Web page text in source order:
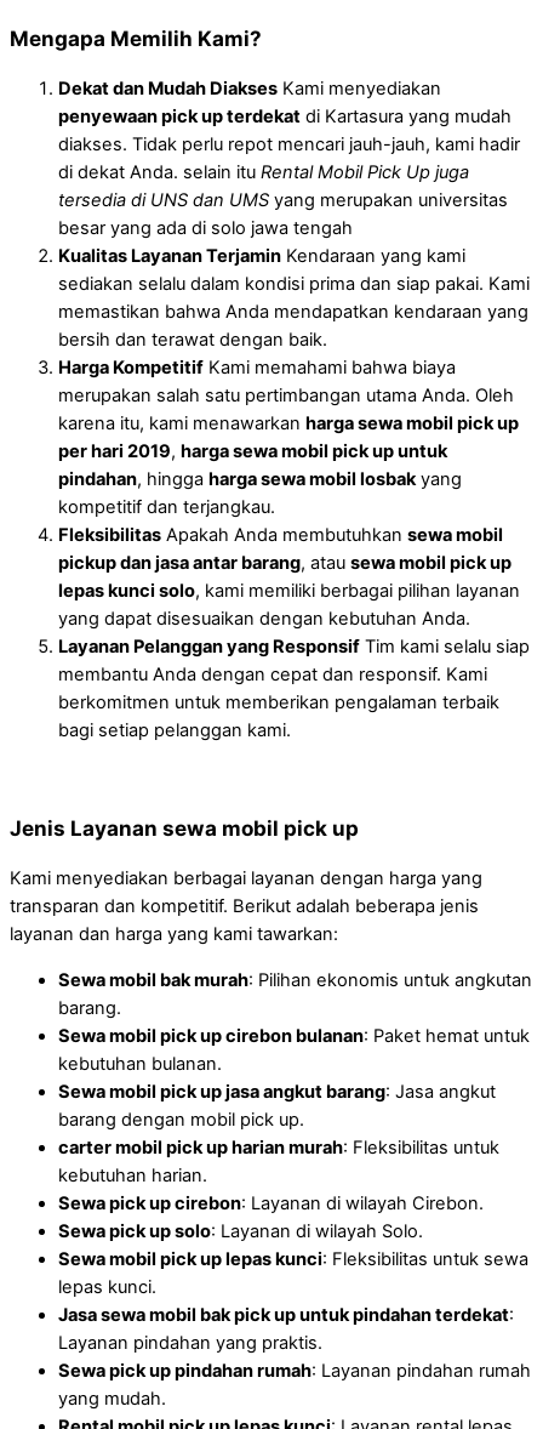
Mengapa Memilih Kami?
Dekat dan Mudah Diakses Kami menyediakan
penyewaan pick up terdekat di Kartasura yang mudah
diakses. Tidak perlu repot mencari jauh-jauh, kami hadir
di dekat Anda. selain itu Rental Mobil Pick Up juga
tersedia di UNS dan UMS yang merupakan universitas
besar yang ada di solo jawa tengah
Kualitas Layanan Terjamin Kendaraan yang kami
sediakan selalu dalam kondisi prima dan siap pakai. Kami
memastikan bahwa Anda mendapatkan kendaraan yang
bersih dan terawat dengan baik.
Harga Kompetitif Kami memahami bahwa biaya
merupakan salah satu pertimbangan utama Anda. Oleh
karena itu, kami menawarkan harga sewa mobil pick up
per hari 2019, harga sewa mobil pick up untuk
pindahan, hingga harga sewa mobil losbakyang
kompetitif dan terjangkau.
Fleksibilitas Apakah Anda membutuhkan sewa mobil
pickup dan jasa antar barang, atau sewa mobil pick up
lepas kunci solo, kami memiliki berbagai pilihan layanan
yang dapat disesuaikan dengan kebutuhan Anda.
Layanan Pelanggan yang Responsif Tim kami selalu siap
membantu Anda dengan cepat dan responsif. Kami
berkomitmen untuk memberikan pengalaman terbaik
bagi setiap pelanggan kami.
Jenis Layanan sewa mobil pick up
Kami menyediakan berbagai layanan dengan harga yang
transparan dan kompetitif. Berikut adalah beberapa jenis
layanan dan harga yang kami tawarkan:
Sewa mobil bak murah: Pilihan ekonomis untuk angkutan
barang.
Sewa mobil pick up cirebon bulanan: Paket hemat untuk
kebutuhan bulanan.
Sewa mobil pick up jasa angkut barang: Jasa angkut
barang dengan mobil pick up.
carter mobil pick up harian murah: Fleksibilitas untuk
kebutuhan harian.
Sewa pick up cirebon: Layanan di wilayah Cirebon.
Sewa pick up solo: Layanan di wilayah Solo.
Sewa mobil pick up lepas kunci: Fleksibilitas untuk sewa
lepas kunci.
Jasa sewa mobil bak pick up untuk pindahan terdekat:
Layanan pindahan yang praktis.
Sewa pick up pindahan rumah: Layanan pindahan rumah
yang mudah.